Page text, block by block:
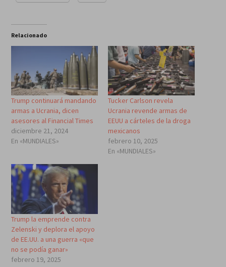
Relacionado
Trump continuará mandando
armas a Ucrania, dicen
asesores al Financial Times
diciembre 21, 2024
En «MUNDIALES»
Tucker Carlson revela
Ucrania revende armas de
EEUU a cárteles de la droga
mexicanos
febrero 10, 2025
En «MUNDIALES»
Trump la emprende contra
Zelenski y deplora el apoyo
de EE.UU. a una guerra «que
no se podía ganar»
febrero 19, 2025